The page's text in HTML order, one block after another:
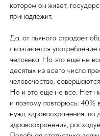
котором он живет,
принадлежит.
Да, от пьяного страдает
сказывается
человека. Но это еще не
десятых из всего числа
человечество,
Но и это еще не все. Нет
и поэтому повторюсь: 40%
нужд здравоохранения,
здравоохранения,